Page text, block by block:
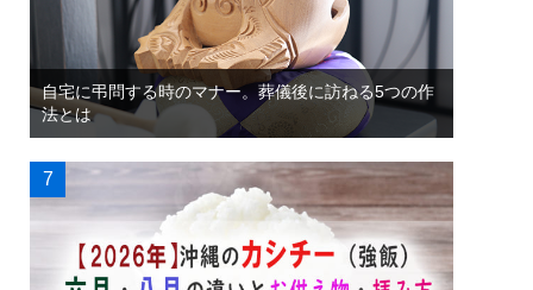
自宅に弔問する時のマナー。葬儀後に訪ねる5つの作
法とは